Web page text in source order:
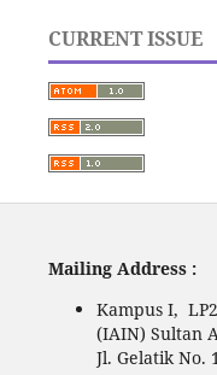
CURRENT ISSUE
Mailing Address :
Kampus I,
(IAIN) Sultan
Jl. Gelatik No.